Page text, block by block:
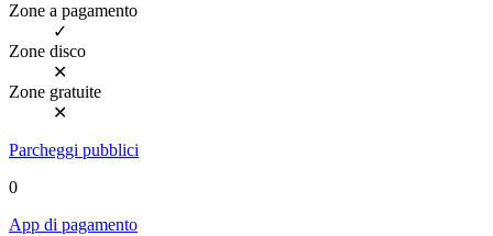
Zone a pagamento
✓
Zone disco
✕
Zone gratuite
✕
Parcheggi pubblici
0
App di pagamento